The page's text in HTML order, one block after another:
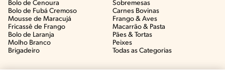
Bolo de Cenoura
Bolo de Fubá Cremoso
Mousse de Maracujá
Fricassê de Frango
Bolo de Laranja
Molho Branco
Brigadeiro
Sobremesas
Carnes Bovinas​
Frango & Aves​
Macarrão & Pasta​
Pães & Tortas​
Peixes
Todas as Categorias